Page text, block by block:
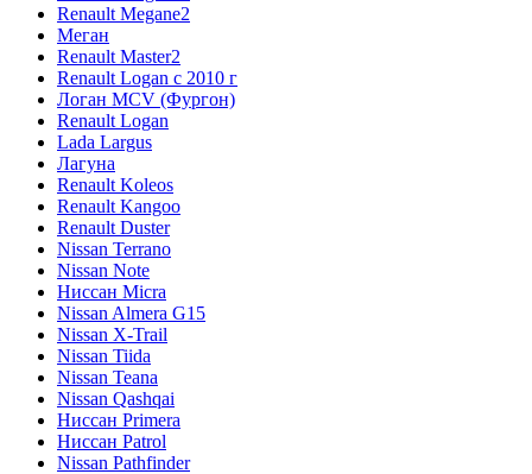
Renault Megane2
Меган
Renault Master2
Renault Logan c 2010 г
Логан МСV (Фургон)
Renault Logan
Lada Largus
Лагуна
Renault Koleos
Renault Kangoo
Renault Duster
Nissan Terrano
Nissan Note
Ниссан Micra
Nissan Almera G15
Nissan X-Trail
Nissan Tiida
Nissan Teana
Nissan Qashqai
Ниссан Primera
Ниссан Patrol
Nissan Pathfinder